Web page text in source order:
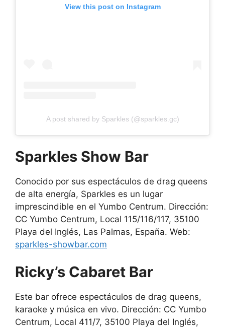
View this post on Instagram
A post shared by Sparkles (@sparkles.gc)
Sparkles Show Bar
Conocido por sus espectáculos de drag queens
de alta energía, Sparkles es un lugar
imprescindible en el Yumbo Centrum. Dirección:
CC Yumbo Centrum, Local 115/116/117, 35100
Playa del Inglés, Las Palmas, España. Web:
sparkles-showbar.com
Ricky’s Cabaret Bar
Este bar ofrece espectáculos de drag queens,
karaoke y música en vivo. Dirección: CC Yumbo
Centrum, Local 411/7, 35100 Playa del Inglés,